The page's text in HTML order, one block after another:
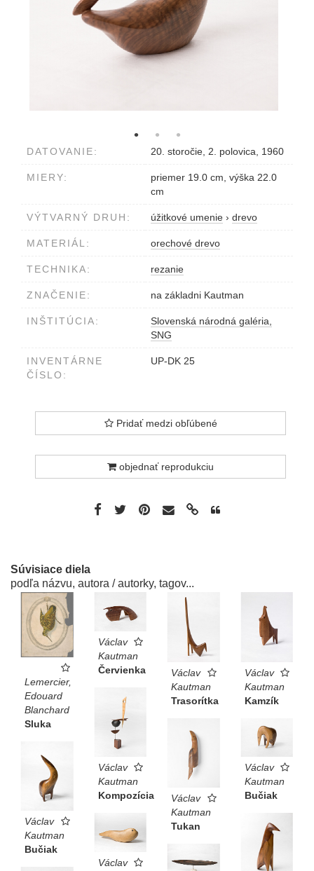
DATOVANIE: 20. storočie, 2. polovica, 1960
MIERY:
priemer 19.0 cm, výška 22.0
cm
VÝTVARNÝ DRUH: úžitkové umenie › drevo
MATERIÁL: orechové drevo
TECHNIKA: rezanie
ZNAČENIE: na základni Kautman
INŠTITÚCIA:
Slovenská národná galéria,
SNG
INVENTÁRNE
ČÍSLO:
UP-DK 25
Pridať medzi obľúbené
objednať reprodukciu
Súvisiace diela
podľa názvu, autora / autorky, tagov...
Lemercier,
Edouard
Blanchard
Sluka
Václav
Kautman
Červienka
Václav
Kautman
Trasorítka
Václav
Kautman
Kamzík
Václav
Kautman
Kompozícia
Václav
Kautman
Tukan
Václav
Kautman
Bučiak
Václav
Kautman
Bučiak
Václav